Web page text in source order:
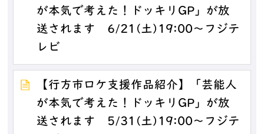
が本気で考えた！ドッキリGP」が放
送されます 6/21(土)19:00～フジテ
レビ
【行方市ロケ支援作品紹介】「芸能人
が本気で考えた！ドッキリGP」が放
送されます 5/31(土)19:00～フジテ